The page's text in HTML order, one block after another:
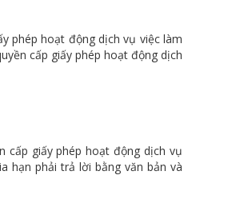
phép hoạt động dịch vụ việc làm
cấp giấy phép hoạt động dịch
cấp giấy phép hoạt động dịch vụ
hạn phải trả lời bằng văn bản và